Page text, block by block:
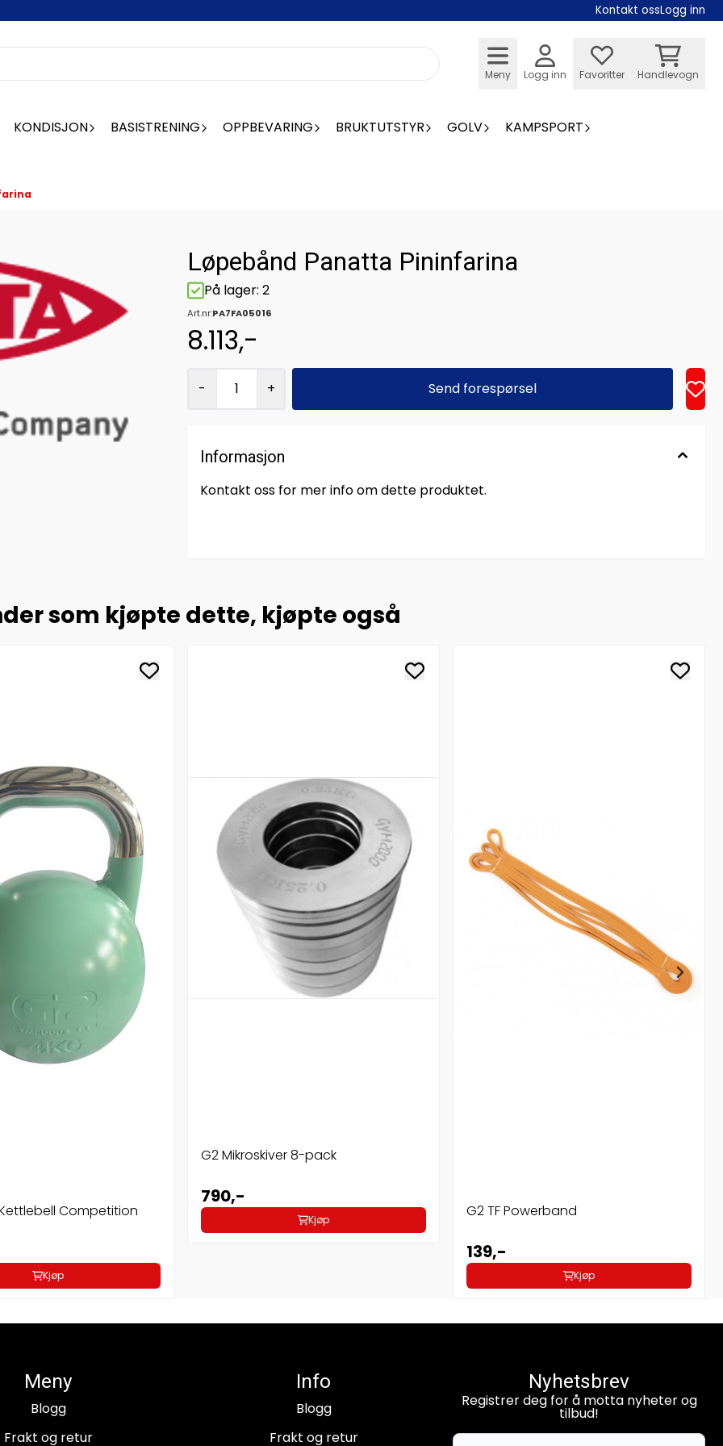
Kontakt ossLogg inn
Meny Logg inn Favoritter Handlevogn
KONDISJON BASISTRENING OPPBEVARING BRUKTUTSTYR GOLV KAMPSPORT
Løpebånd Panatta Pininfarina
På lager: 2
Art.nr:PA7FA05016
8.113,-
- + Send forespørsel
Informasjon
Kontakt oss for mer info om dette produktet.
som kjøpte dette, kjøpte også
Competition
Kjøp
G2 Mikroskiver 8-pack
790,-
Kjøp G2 TF Powerband
139,-
Kjøp
Meny
Blogg
Frakt og retur
Info
Blogg
Frakt og retur
Nyhetsbrev
Registrer deg for å motta nyheter og
tilbud!